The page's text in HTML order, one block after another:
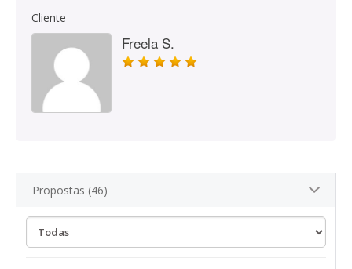
Cliente
Freela S.
Propostas (46)